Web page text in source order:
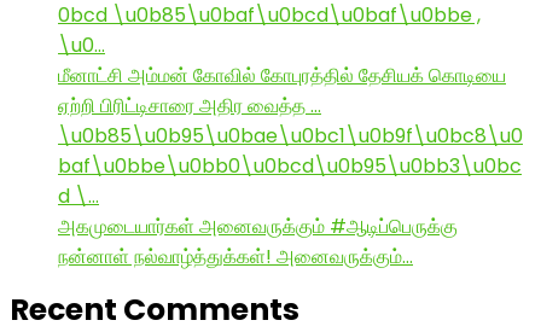
0bcd \u0b85\u0baf\u0bcd\u0baf\u0bbe ,
\u0…
மீனாட்சி அம்மன் கோவில் கோபுரத்தில் தேசியக் கொடியை
ஏற்றி பிரிட்டிசாரை அதிர வைத்த …
\u0b85\u0b95\u0bae\u0bc1\u0b9f\u0bc8\u0
baf\u0bbe\u0bb0\u0bcd\u0b95\u0bb3\u0bc
d \…
அகமுடையார்கள் அனைவருக்கும் #ஆடிப்பெருக்கு
நன்னாள் நல்வாழ்த்துக்கள்! அனைவருக்கும்…
Recent Comments